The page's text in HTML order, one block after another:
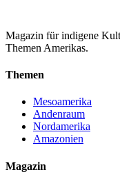
Magazin für indigene
Themen Amerikas.
Themen
Mesoamerika
Andenraum
Nordamerika
Amazonien
Magazin